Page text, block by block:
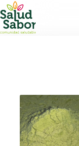
Saltar
al
contenido